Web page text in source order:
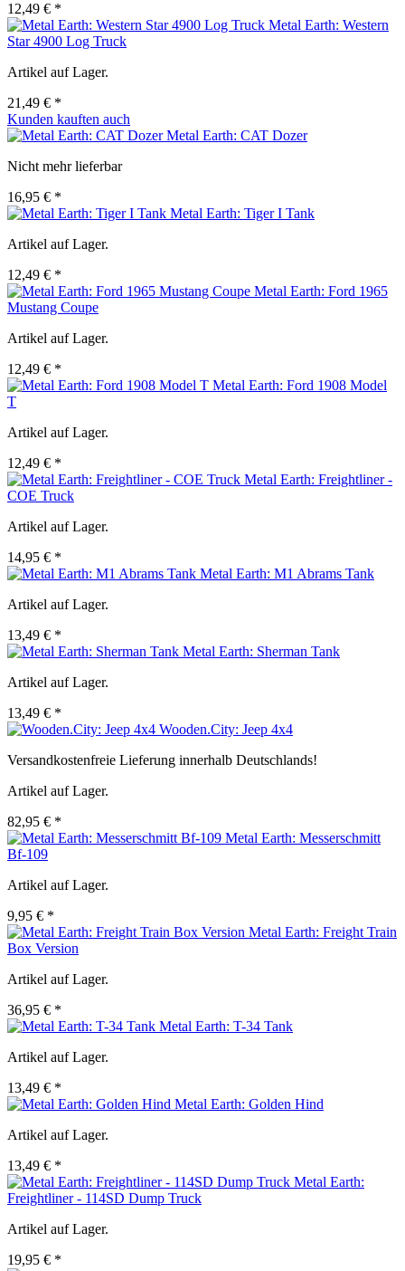
12,49 € *
Metal Earth: Western
Star 4900 Log Truck
Artikel auf Lager.
21,49 € *
Kunden kauften auch
Metal Earth: CAT Dozer
Nicht mehr lieferbar
16,95 € *
Metal Earth: Tiger I Tank
Artikel auf Lager.
12,49 € *
Metal Earth: Ford 1965
Mustang Coupe
Artikel auf Lager.
12,49 € *
Metal Earth: Ford 1908 Model
T
Artikel auf Lager.
12,49 € *
Metal Earth: Freightliner -
COE Truck
Artikel auf Lager.
14,95 € *
Metal Earth: M1 Abrams Tank
Artikel auf Lager.
13,49 € *
Metal Earth: Sherman Tank
Artikel auf Lager.
13,49 € *
Wooden.City: Jeep 4x4
Versandkostenfreie Lieferung innerhalb Deutschlands!
Artikel auf Lager.
82,95 € *
Metal Earth: Messerschmitt
Bf-109
Artikel auf Lager.
9,95 € *
Metal Earth: Freight Train
Box Version
Artikel auf Lager.
36,95 € *
Metal Earth: T-34 Tank
Artikel auf Lager.
13,49 € *
Metal Earth: Golden Hind
Artikel auf Lager.
13,49 € *
Metal Earth:
Freightliner - 114SD Dump Truck
Artikel auf Lager.
19,95 € *